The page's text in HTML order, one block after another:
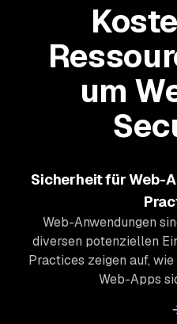
um
Sicherheit für Web-
Web-Anwendungen
diversen potenziellen
Practices zeigen auf,
Web-Apps